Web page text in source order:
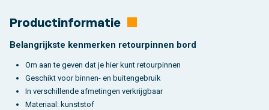
Productinformatie
Belangrijkste kenmerken retourpinnen bord
Om aan te geven dat je hier kunt retourpinnen
Geschikt voor binnen- en buitengebruik
In verschillende afmetingen verkrijgbaar
Materiaal: kunststof